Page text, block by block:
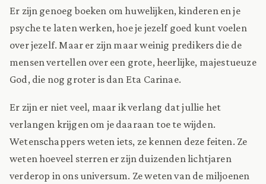
Er zijn genoeg boeken om huwelijken, kinderen en je
psyche te laten werken, hoe je jezelf goed kunt voelen
over jezelf. Maar er zijn maar weinig predikers die de
mensen vertellen over een grote, heerlijke, majestueuze
God, die nog groter is dan Eta Carinae.
Er zijn er niet veel, maar ik verlang dat jullie het
verlangen krijgen om je daaraan toe te wijden.
Wetenschappers weten iets, ze kennen deze feiten. Ze
weten hoeveel sterren er zijn duizenden lichtjaren
verderop in ons universum. Ze weten van de miljoenen